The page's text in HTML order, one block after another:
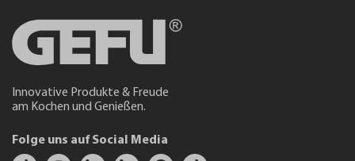
Innovative Produkte & Freude
am Kochen und Genießen.
Folge uns auf Social Media